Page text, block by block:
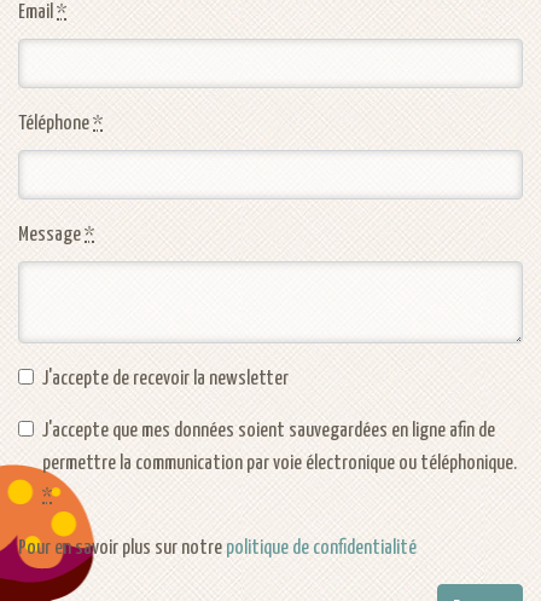
Email *
Téléphone*
Message*
J'accepte de recevoir la newsletter
J'accepte que mes données soient sauvegardées en ligne afin de
permettre la communication par voie électronique ou téléphonique.
*
Pour en savoir plus sur notre politique de confidentialité